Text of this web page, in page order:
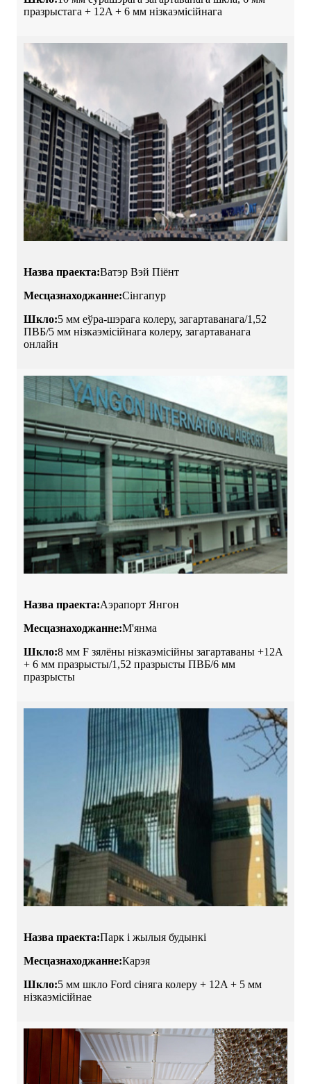
празрыстага + 12A + 6 мм нізкаэмісійнага
Назва праекта:Ватэр Вэй Піёнт
Месцазнаходжанне:Сінгапур
Шкло:5 мм еўра-шэрага колеру, загартаванага/1,52
ПВБ/5 мм нізкаэмісійнага колеру, загартаванага
онлайн
Назва праекта:Аэрапорт Янгон
Месцазнаходжанне:М'янма
Шкло:8 мм F зялёны нізкаэмісійны загартаваны +12A
+ 6 мм празрысты/1,52 празрысты ПВБ/6 мм
празрысты
Назва праекта:Парк і жылыя будынкі
Месцазнаходжанне:Карэя
Шкло:5 мм шкло Ford сіняга колеру + 12A + 5 мм
нізкаэмісійнае